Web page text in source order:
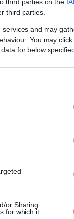
third parties on the
third parties.
and may
You may
for below
or Sharing
for which it
látszott rajta, hogy
Nem értettem,